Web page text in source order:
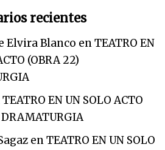
recientes
Elvira Blanco enTEATRO EN
(OBRA 22)
TEATRO EN UN SOLO ACTO
DRAMATURGIA
enTEATRO EN UN SOLO